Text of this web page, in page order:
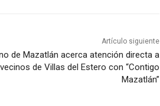
Artículo siguiente
de Mazatlán acerca atención directa a
vecinos de Villas del Estero con “Contigo
Mazatlán”